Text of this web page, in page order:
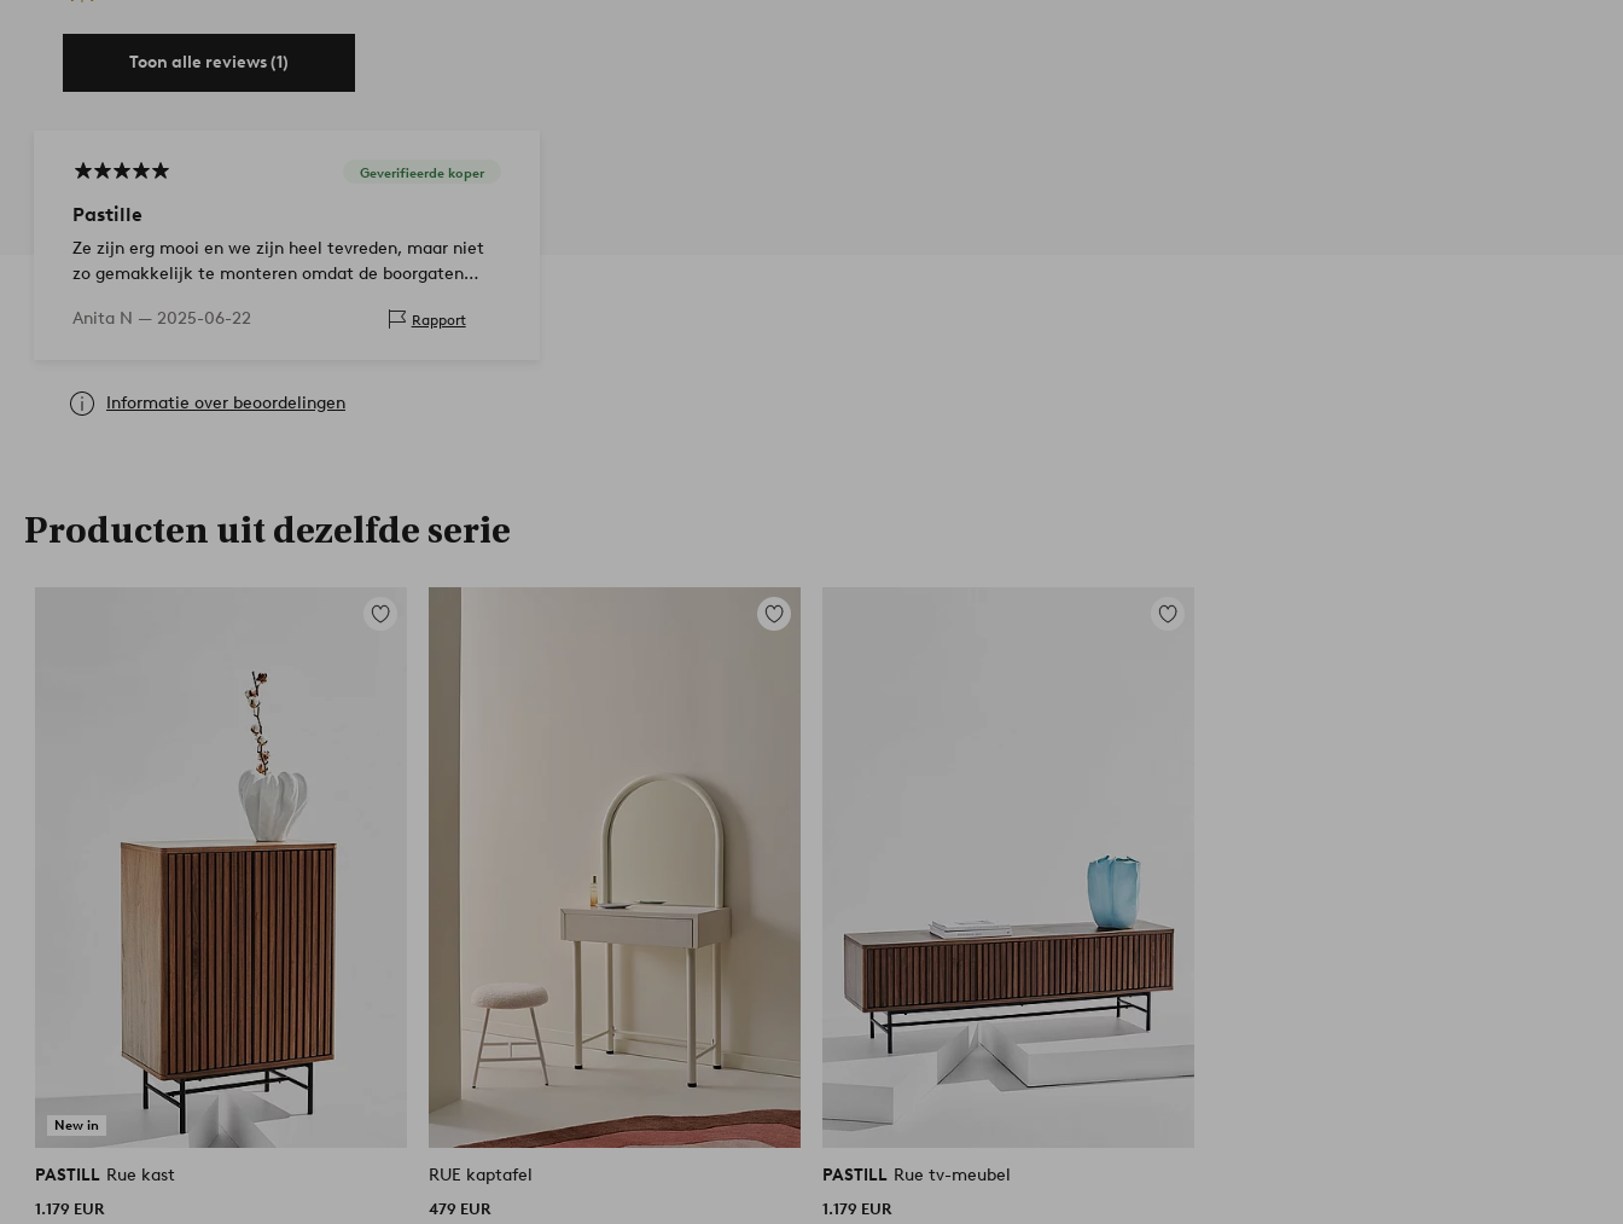
Toon alle reviews (1)
Geverifieerde koper
Pastille
Ze zijn erg mooi en we zijn heel tevreden, maar niet
zo gemakkelijk te monteren omdat de boorgaten
Slechte beits op sommige delen
Anita N — 2025-06-22 Rapport
Informatie over beoordelingen
Producten uit dezelfde serie
New in
Toevoegen
PASTILL Rue kast
1.179 EUR
Toevoegen
RUE kaptafel
479 EUR
Toevoegen
PASTILL Rue tv-meubel
1.179 EUR